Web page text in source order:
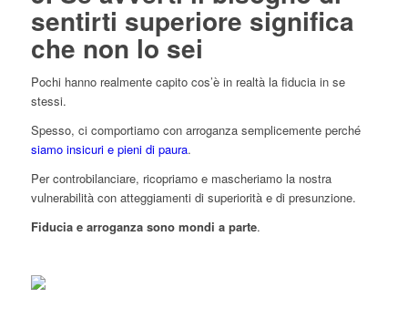
sentirti superiore significa
che non lo sei
Pochi hanno realmente capito cos’è in realtà la fiducia in se
stessi.
Spesso, ci comportiamo con arroganza semplicemente perché
siamo insicuri e pieni di paura.
Per controbilanciare, ricopriamo e mascheriamo la nostra
vulnerabilità con atteggiamenti di superiorità e di presunzione.
Fiducia e arroganza sono mondi a parte.